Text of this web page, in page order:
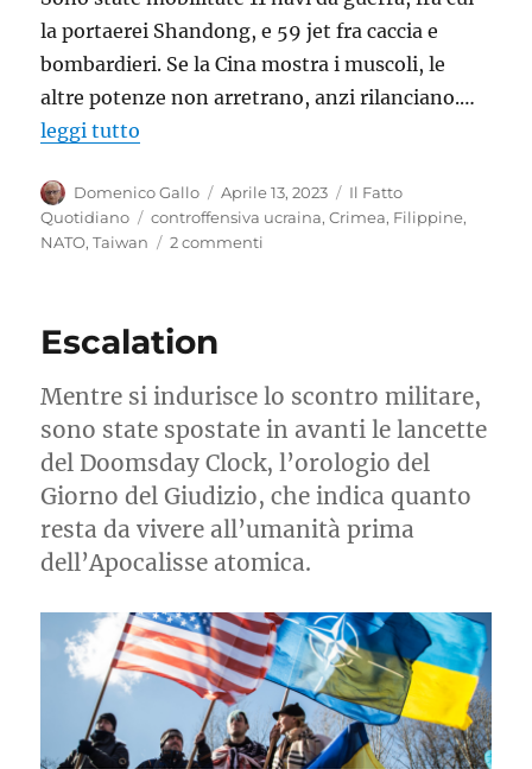
la portaerei Shandong, e 59 jet fra caccia e
bombardieri. Se la Cina mostra i muscoli, le
altre potenze non arretrano, anzi rilanciano.…
leggi tutto
Autore
Domenico Gallo
Pubblicato
il
Aprile 13, 2023 Categorie
Il Fatto
Quotidiano
Tag
controffensiva ucraina,Crimea, Filippine,
NATO,Taiwan 2 commenti
Escalation
Mentre si indurisce lo scontro militare,
sono state spostate in avanti le lancette
del Doomsday Clock, l’orologio del
Giorno del Giudizio, che indica quanto
resta da vivere all’umanità prima
dell’Apocalisse atomica.